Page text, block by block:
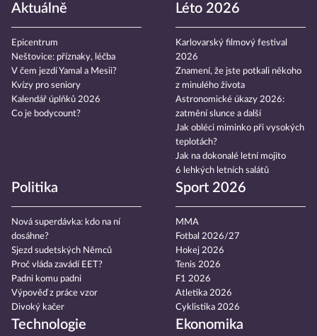
Aktuálně
Epicentrum
Neštovice: příznaky, léčba
V čem jezdí Yamal a Mesii?
Kvízy pro seniory
Kalendář úplňků 2026
Co je bodycount?
Léto 2026
Karlovarský filmový festival
2026
Znamení, že jste potkali někoho
z minulého života
Astronomické úkazy 2026:
zatmění slunce a další
Jak obléci miminko při vysokých
teplotách?
Jak na dokonalé letní mojito
6 lehkých letních salátů
Politika
Nová superdávka: kdo na ní
dosáhne?
Sjezd sudetských Němců
Proč vláda zavádí EET?
Padni komu padni
Výpověď z práce vzor
Divoký kačer
Sport 2026
MMA
Fotbal 2026/27
Hokej 2026
Tenis 2026
F1 2026
Atletika 2026
Cyklistika 2026
Technologie Ekonomika